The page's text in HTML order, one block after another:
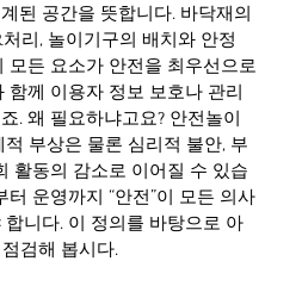
된 공간을 뜻합니다. 바닥재의
리, 놀이기구의 배치와 안정
모든 요소가 안전을 최우선으로
함께 이용자 정보 보호나 관리
. 왜 필요하냐고요? 안전놀이
부상은 물론 심리적 불안, 부
활동의 감소로 이어질 수 있습
운영까지 “안전”이 모든 의사
니다. 이 정의를 바탕으로 아
검해 봅시다.